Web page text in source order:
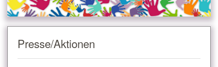
Unsere Ziele
Ihre Spende
Presse/Aktionen